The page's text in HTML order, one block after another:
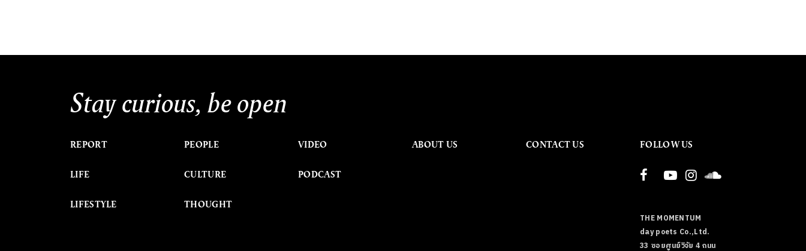
Stay curious, be open
REPORT
LIFE
LIFESTYLE
PEOPLE
CULTURE
THOUGHT
VIDEO
PODCAST
ABOUT US CONTACT US FOLLOW US
THE MOMENTUM
day poets Co.,Ltd.
33 ซอยศูนย์วิจัย 4 ถนน